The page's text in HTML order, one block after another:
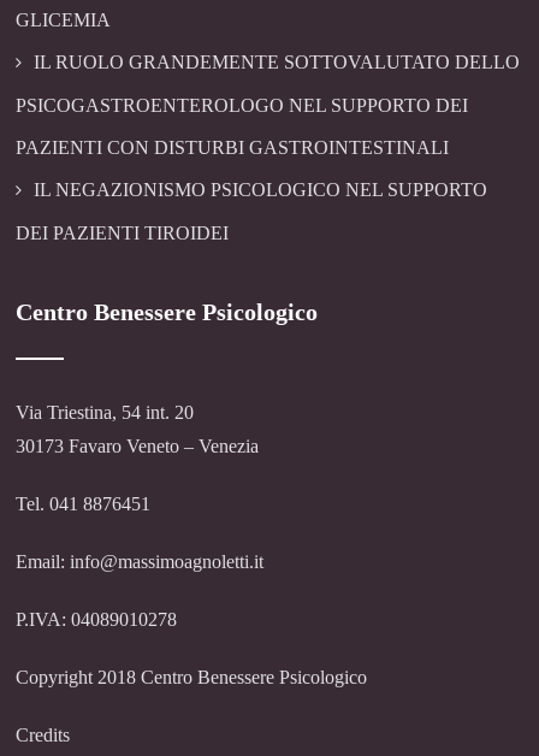
GLICEMIA
IL RUOLO GRANDEMENTE SOTTOVALUTATO DELLO
PSICOGASTROENTEROLOGO NEL SUPPORTO DEI
PAZIENTI CON DISTURBI GASTROINTESTINALI
IL NEGAZIONISMO PSICOLOGICO NEL SUPPORTO
DEI PAZIENTI TIROIDEI
Centro Benessere Psicologico
Via Triestina, 54 int. 20
30173 Favaro Veneto – Venezia
Tel. 041 8876451
Email: info@massimoagnoletti.it
P.IVA: 04089010278
Copyright 2018 Centro Benessere Psicologico
Credits